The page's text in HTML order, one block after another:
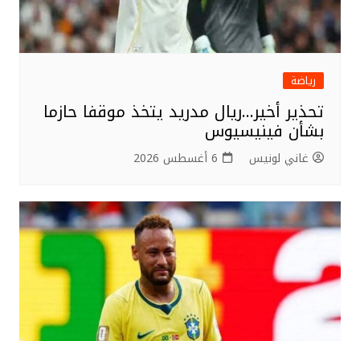
رياضة
تحذير أخير…ريال مدريد يتخذ موقفا حازما
بشأن فينيسيوس
غاني لونيس 6 أغسطس 2026